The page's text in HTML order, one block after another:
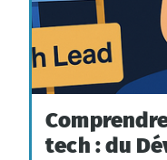
tech : du